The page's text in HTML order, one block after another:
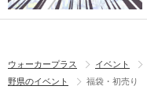
ウォーカープラス イベント
野県のイベント
福袋・初売り